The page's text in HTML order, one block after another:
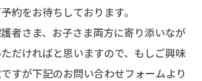
約をお待ちしております。
者さま、お子さま両方に寄り添いなが
だければと思いますので、もしご興味
すが下記のお問い合わせフォームより